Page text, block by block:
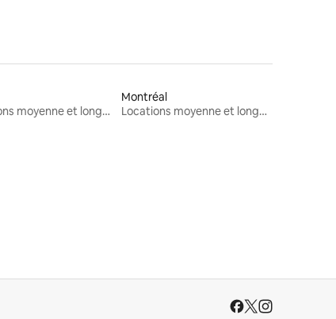
Locations moyenne et longue durée
Montréal
Locations moyenne et longue durée